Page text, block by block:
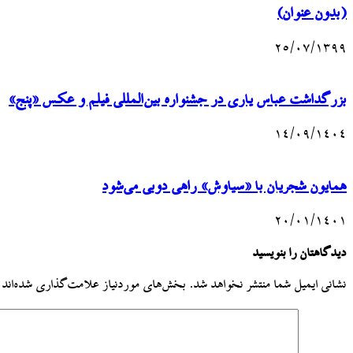
(بدون عنوان)
۲۵/۰۷/۱۳۹۹
بزرگداشت عباس یاری در جشنواره بین‌المللی فیلم و عکس «پنج»
۱۴/۰۹/۱۴۰۴
همایون شجریان با «سیاوش» راهی دوبی می‌شود
۲۰/۰۱/۱۴۰۱
دیدگاهتان را بنویسید
نشانی ایمیل شما منتشر نخواهد شد. بخش‌های موردنیاز علامت‌گذاری شده‌اند